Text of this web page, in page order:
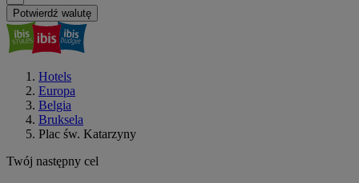
Potwierdź walutę
Hotels
Europa
Belgia
Bruksela
Plac św. Katarzyny
Twój następny cel